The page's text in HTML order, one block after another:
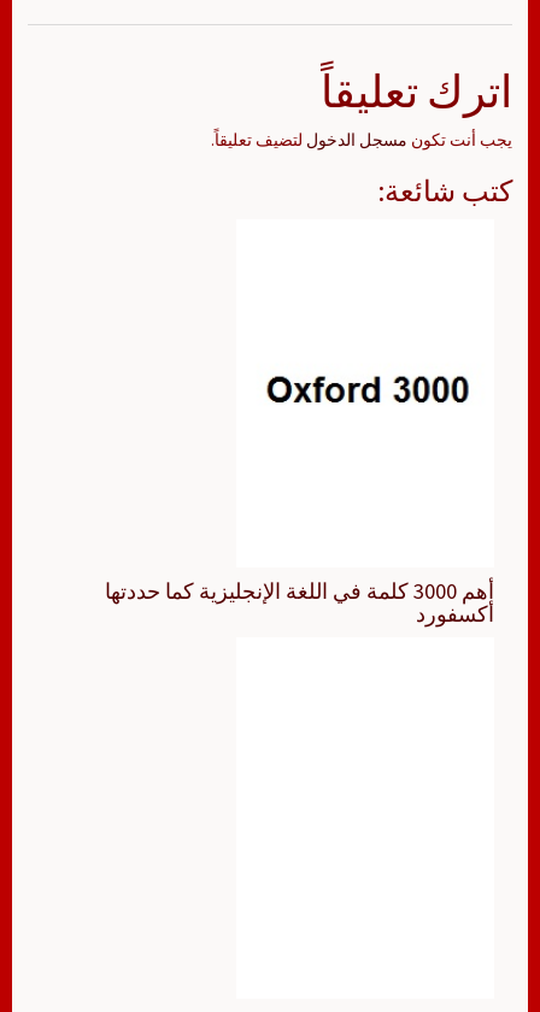
اترك تعليقاً
يجب أنت تكون مسجل الدخول لتضيف تعليقاً.
كتب شائعة:
أهم 3000 كلمة في اللغة الإنجليزية كما حددتها
أكسفورد